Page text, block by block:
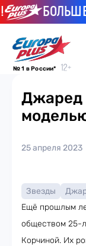
БОЛЬШЕ
№ 1 в России*
Джаред
25 апреля 2023
Звезды
Ещё прошлым
обществом 25-
Корчиной. Их